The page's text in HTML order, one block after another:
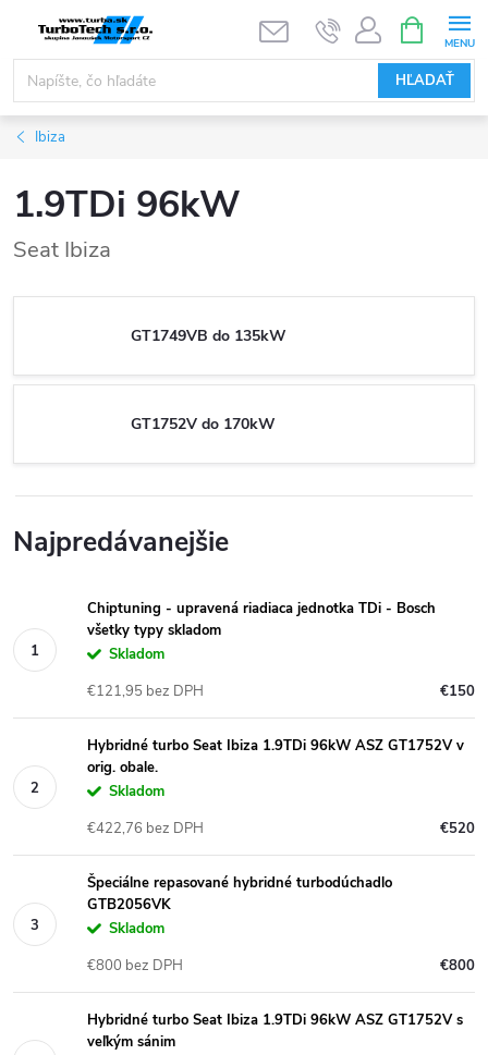
obsah
HĽADAŤ
KOŠÍK
Ibiza
1.9TDi 96kW
Seat Ibiza
GT1749VB do 135kW
GT1752V do 170kW
Najpredávanejšie
Chiptuning - upravená riadiaca jednotka TDi - Bosch
všetky typy skladom
Skladom
€150
€121,95 bez DPH
Hybridné turbo Seat Ibiza 1.9TDi 96kW ASZ GT1752V v
orig. obale.
Skladom
€520
€422,76 bez DPH
Špeciálne repasované hybridné turbodúchadlo
GTB2056VK
Skladom
€800
€800 bez DPH
Hybridné turbo Seat Ibiza 1.9TDi 96kW ASZ GT1752V s
veľkým sánim